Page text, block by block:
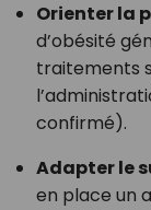
Orienter la
d’obésité
traitements
confirmé).
Adapter le
en place un